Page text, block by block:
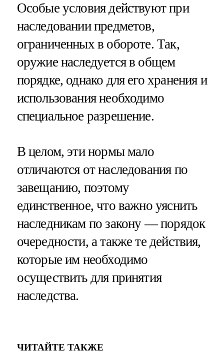
Особые условия действуют при
наследовании предметов,
ограниченных в обороте. Так,
оружие наследуется в общем
порядке, однако для его хранения и
использования необходимо
специальное разрешение.
В целом, эти нормы мало
отличаются от наследования по
завещанию, поэтому
единственное, что важно уяснить
наследникам по закону — порядок
очередности, а также те действия,
которые им необходимо
осуществить для принятия
наследства.
ЧИТАЙТЕ ТАКЖЕ